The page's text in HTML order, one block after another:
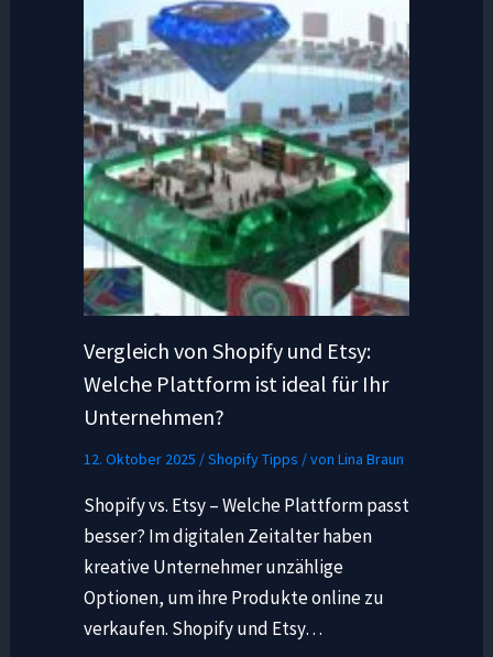
Vergleich von Shopify und Etsy:
Welche Plattform ist ideal für Ihr
Unternehmen?
12. Oktober 2025 /Shopify Tipps / von Lina Braun
Shopify vs. Etsy – Welche Plattform passt
besser? Im digitalen Zeitalter haben
kreative Unternehmer unzählige
Optionen, um ihre Produkte online zu
verkaufen. Shopify und Etsy…